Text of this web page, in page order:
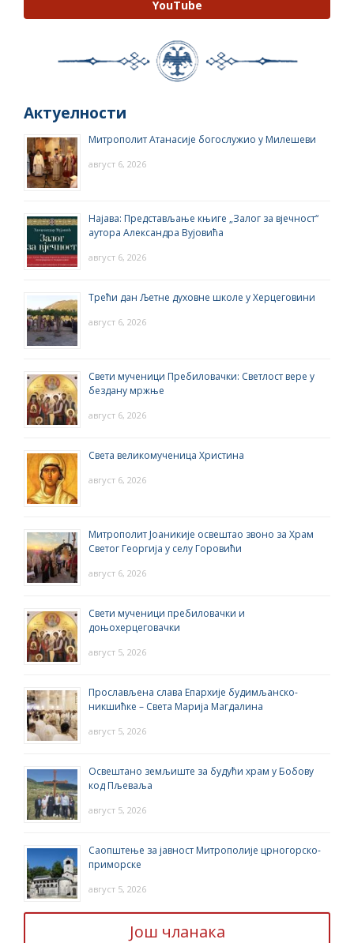
YouTube
Актуелности
Митрополит Атанасије богослужио у Милешеви
август 6, 2026
Најава: Представљање књиге „Залог за вјечност“
аутора Александра Вујовића
август 6, 2026
Трећи дан Љетне духовне школе у Херцеговини
август 6, 2026
Свети мученици Пребиловачки: Светлост вере у
бездану мржње
август 6, 2026
Света великомученица Христина
август 6, 2026
Митрополит Јоаникије освештао звоно за Храм
Светог Георгија у селу Горовићи
август 6, 2026
Свети мученици пребиловачки и
доњохерцеговачки
август 5, 2026
Прослављена слава Епархије будимљанско-
никшићке – Света Марија Магдалина
август 5, 2026
Освештано земљиште за будући храм у Бобову
код Пљеваља
август 5, 2026
Саопштење за јавност Митрополије црногорско-
приморске
август 5, 2026
Још чланака